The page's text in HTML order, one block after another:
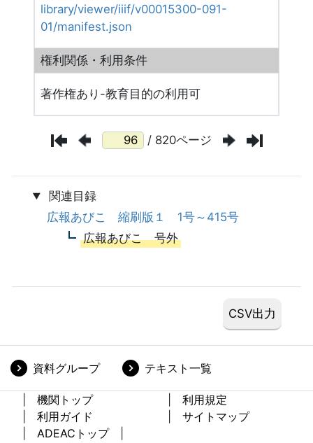
library/viewer/iiif/v00015300-091-
01/manifest.json
権利関係・利用条件
著作権あり-教育目的の利用可
/ 820ページ
関連目録
広報あびこ 縮刷版１ 1号～415号
広報あびこ 号外
資料グループ テキスト一覧
機関トップ
利用規定
利用ガイド
サイトマップ
ADEACトップ